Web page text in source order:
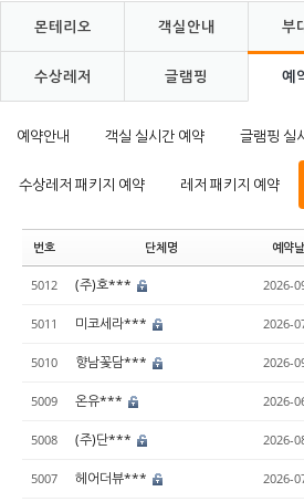
몬테리오 객실안내 부
수상레저 글램핑 예
예약안내 객실 실시간 예약 글램핑 실
수상레저 패키지 예약 레저 패키지 예약
번호 단체명 예약
5012 (주)호*** 2026-
5011 미코세라*** 2026-
5010 향남꽃담*** 2026-
5009 온유*** 2026-
5008 (주)단*** 2026-
5007 헤어더뷰*** 2026-